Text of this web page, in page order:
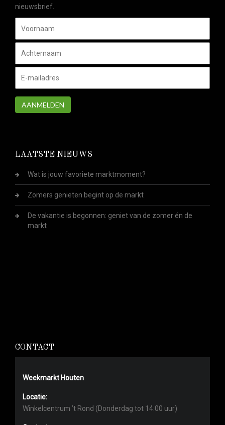
nieuwsbrief.
AANMELDEN
LAATSTE NIEUWS
Wat is jouw favoriete marktmoment?
Zomers genieten begint op de markt
De vakantie is begonnen: geniet van de zomer én de
markt
CONTACT
Weekmarkt Houten
Locatie:
Winkelcentrum ’t Rond (Donderdag tot 14:00 uur)